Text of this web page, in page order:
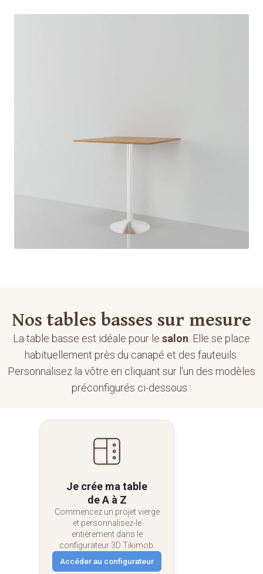
Nos tables basses sur mesure
La table basse est idéale pour le salon. Elle se place
habituellement près du canapé et des fauteuils.
Personnalisez la vôtre en cliquant sur l'un des modèles
préconfigurés ci-dessous :
Je crée ma table
de A à Z
Commencez un projet vierge
et personnalisez-le
entièrement dans le
configurateur 3D Tikimob.
Accéder au configurateur